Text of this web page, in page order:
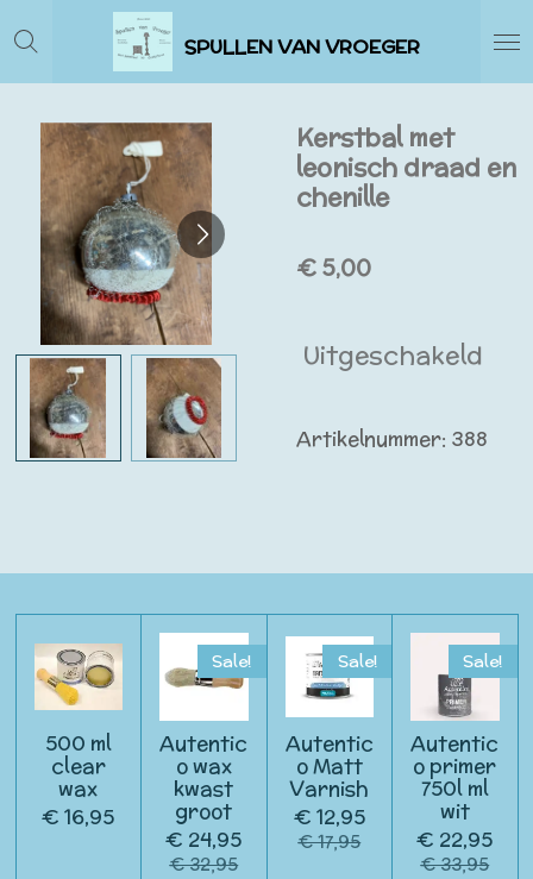
Ga
direct
naar
hoofdinhoud
SPULLEN VAN VROEGER
Kerstbal met
leonisch draad en
chenille
€ 5,00
Uitgeschakeld
Artikelnummer: 388
500 ml
clear
wax
€ 16,95
Sale!
Autentic
o wax
kwast
groot
€ 24,95
€ 32,95
Sale!
Autentic
o Matt
Varnish
€ 12,95
€ 17,95
Sale!
Autentic
o primer
750l ml
wit
€ 22,95
€ 33,95